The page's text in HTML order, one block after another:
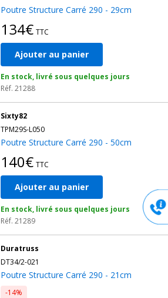
Poutre Structure Carré 290 - 29cm
134€ TTC
Ajouter au panier
En stock, livré sous quelques jours
Réf. 21288
Sixty82
TPM29S-L050
Poutre Structure Carré 290 - 50cm
140€ TTC
Ajouter au panier
En stock, livré sous quelques jours
Réf. 21289
Duratruss
DT34/2-021
Poutre Structure Carré 290 - 21cm
-14%